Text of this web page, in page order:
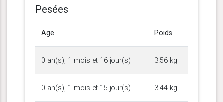
Pesées
Age Poids
0 an(s), 1 mois et 16 jour(s) 3.56 kg
0 an(s), 1 mois et 15 jour(s) 3.44 kg